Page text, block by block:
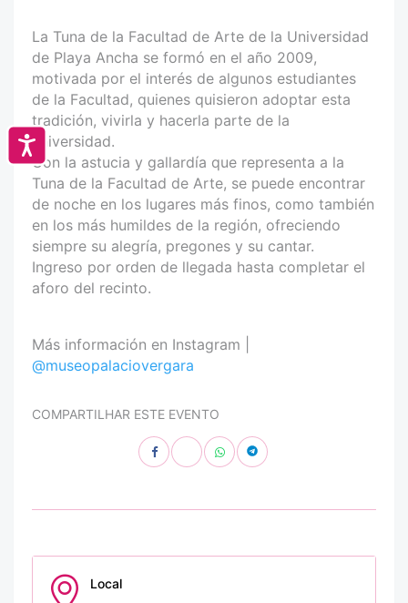
Accesibilidad
La Tuna de la Facultad de Arte de la Universidad
de Playa Ancha se formó en el año 2009,
motivada por el interés de algunos estudiantes
de la Facultad, quienes quisieron adoptar esta
tradición, vivirla y hacerla parte de la
universidad.
Con la astucia y gallardía que representa a la
Tuna de la Facultad de Arte, se puede encontrar
de noche en los lugares más finos, como también
en los más humildes de la región, ofreciendo
siempre su alegría, pregones y su cantar.
Ingreso por orden de llegada hasta completar el
aforo del recinto.
Más información en Instagram |
@museopalaciovergara
COMPARTILHAR ESTE EVENTO
Local